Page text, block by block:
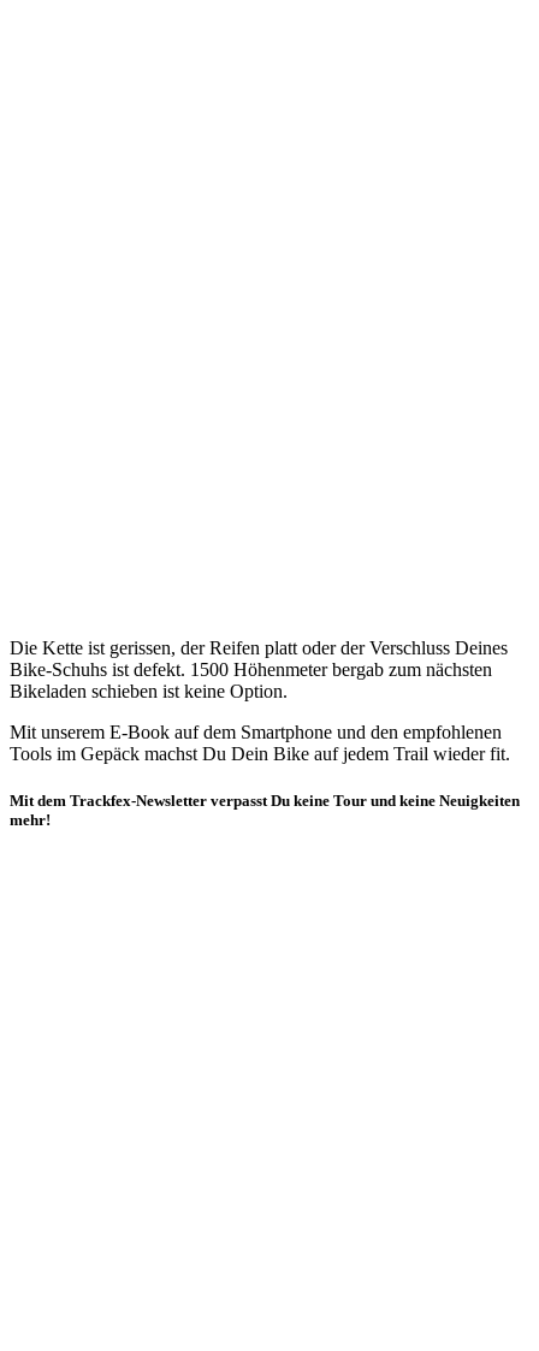
Die Kette ist gerissen, der Reifen platt oder der Verschluss Deines
Bike-Schuhs ist defekt. 1500 Höhenmeter bergab zum nächsten
Bikeladen schieben ist keine Option.
Mit unserem E-Book auf dem Smartphone und den empfohlenen
Tools im Gepäck machst Du Dein Bike auf jedem Trail wieder fit.
Mit dem Trackfex-Newsletter verpasst Du keine Tour und keine Neuigkeiten
mehr!